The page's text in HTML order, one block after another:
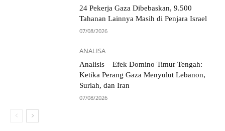
24 Pekerja Gaza Dibebaskan, 9.500
Tahanan Lainnya Masih di Penjara Israel
07/08/2026
ANALISA
Analisis – Efek Domino Timur Tengah:
Ketika Perang Gaza Menyulut Lebanon,
Suriah, dan Iran
07/08/2026